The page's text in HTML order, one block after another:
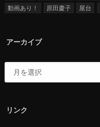
動画あり！
原田慶子 屋台
アーカイブ
リンク